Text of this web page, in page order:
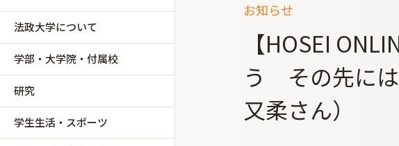
法政大学について
学部・大学院・付属校
研究
学生生活・スポーツ
お知らせ
【HOSEI
う その先に
又柔さん）